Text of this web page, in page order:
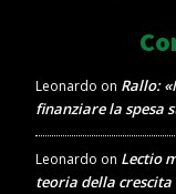
Leonardo on Rallo:
finanziare la spesa
Leonardo on Lectio
teoria della crescita